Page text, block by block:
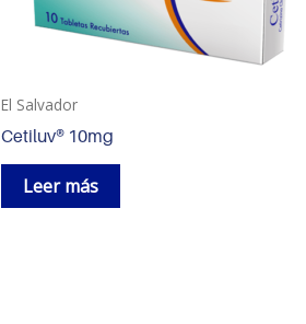
El Salvador
Cetiluv® 10mg
Leer más